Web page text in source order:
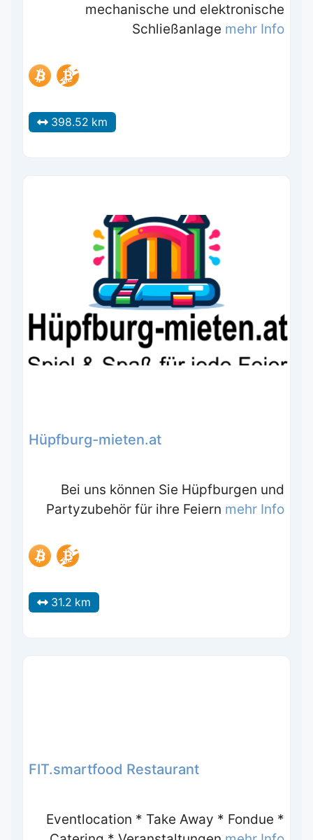
mechanische und elektronische
Schließanlage mehr Info
398.52 km
Hüpfburg-mieten.at
Bei uns können Sie Hüpfburgen und
Partyzubehör für ihre Feiern mehr Info
31.2 km
FIT.smartfood Restaurant
Eventlocation * Take Away * Fondue *